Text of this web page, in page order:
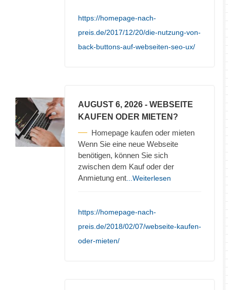
https://homepage-nach-
preis.de/2017/12/20/die-nutzung-von-
back-buttons-auf-webseiten-seo-ux/
AUGUST 6, 2026 - WEBSEITE
KAUFEN ODER MIETEN?
Homepage kaufen oder mieten
Wenn Sie eine neue Webseite
benötigen, können Sie sich
zwischen dem Kauf oder der
Anmietung ent ...Weiterlesen
https://homepage-nach-
preis.de/2018/02/07/webseite-kaufen-
oder-mieten/